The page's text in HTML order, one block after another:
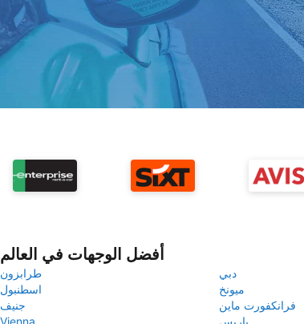
أفضل الوجهات في العالم
طرابزون
دبي
اسطنبول
ميونخ
جنيف
فرانكفورت ماين
Vienna
باريس